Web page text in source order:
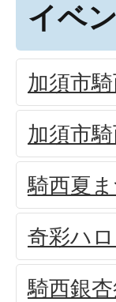
イベ
加須市
加須市
騎西夏
奇彩ハ
騎西銀